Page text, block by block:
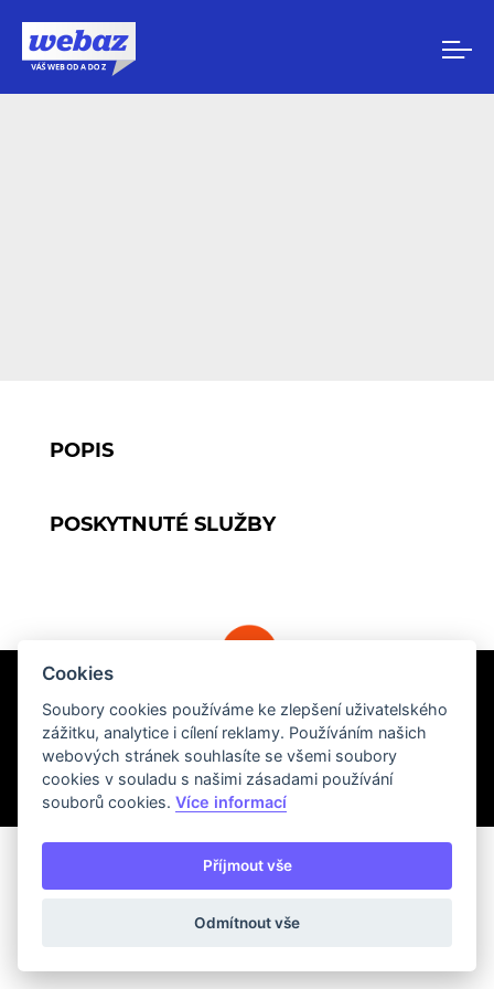
POPIS
POSKYTNUTÉ SLUŽBY
© 2026 Webaz.cz
Cookies
Soubory cookies používáme ke zlepšení uživatelského
zážitku, analytice i cílení reklamy. Používáním našich
webových stránek souhlasíte se všemi soubory
cookies v souladu s našimi zásadami používání
souborů cookies.Více informací
Příjmout vše
Odmítnout vše